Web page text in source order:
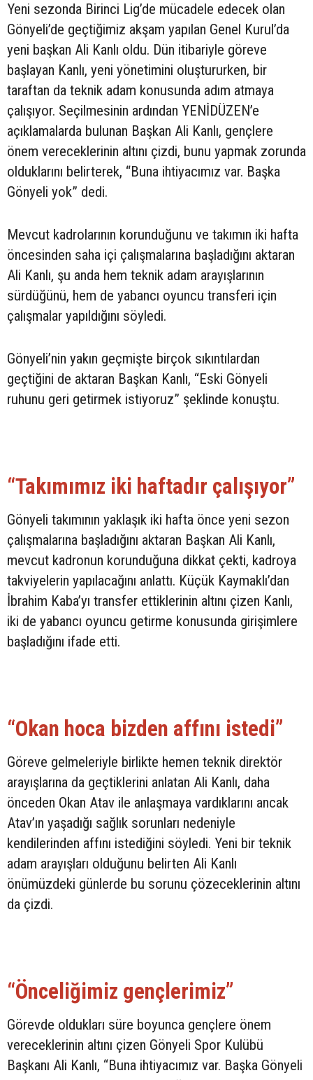
Yeni sezonda Birinci Lig’de mücadele edecek olan
Gönyeli’de geçtiğimiz akşam yapılan Genel Kurul’da
yeni başkan Ali Kanlı oldu. Dün itibariyle göreve
başlayan Kanlı, yeni yönetimini oluştururken, bir
taraftan da teknik adam konusunda adım atmaya
çalışıyor. Seçilmesinin ardından YENİDÜZEN’e
açıklamalarda bulunan Başkan Ali Kanlı, gençlere
önem vereceklerinin altını çizdi, bunu yapmak zorunda
olduklarını belirterek, “Buna ihtiyacımız var. Başka
Gönyeli yok” dedi.
Mevcut kadrolarının korunduğunu ve takımın iki hafta
öncesinden saha içi çalışmalarına başladığını aktaran
Ali Kanlı, şu anda hem teknik adam arayışlarının
sürdüğünü, hem de yabancı oyuncu transferi için
çalışmalar yapıldığını söyledi.
Gönyeli’nin yakın geçmişte birçok sıkıntılardan
geçtiğini de aktaran Başkan Kanlı, “Eski Gönyeli
ruhunu geri getirmek istiyoruz” şeklinde konuştu.
“Takımımız iki haftadır çalışıyor”
Gönyeli takımının yaklaşık iki hafta önce yeni sezon
çalışmalarına başladığını aktaran Başkan Ali Kanlı,
mevcut kadronun korunduğuna dikkat çekti, kadroya
takviyelerin yapılacağını anlattı. Küçük Kaymaklı’dan
İbrahim Kaba’yı transfer ettiklerinin altını çizen Kanlı,
iki de yabancı oyuncu getirme konusunda girişimlere
başladığını ifade etti.
“Okan hoca bizden affını istedi”
Göreve gelmeleriyle birlikte hemen teknik direktör
arayışlarına da geçtiklerini anlatan Ali Kanlı, daha
önceden Okan Atav ile anlaşmaya vardıklarını ancak
Atav’ın yaşadığı sağlık sorunları nedeniyle
kendilerinden affını istediğini söyledi. Yeni bir teknik
adam arayışları olduğunu belirten Ali Kanlı
önümüzdeki günlerde bu sorunu çözeceklerinin altını
da çizdi.
“Önceliğimiz gençlerimiz”
Görevde oldukları süre boyunca gençlere önem
vereceklerinin altını çizen Gönyeli Spor Kulübü
Başkanı Ali Kanlı, “Buna ihtiyacımız var. Başka Gönyeli